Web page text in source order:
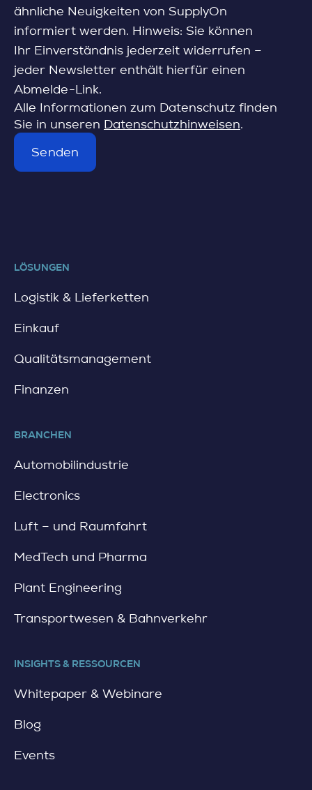
ähnliche Neuigkeiten von SupplyOn
informiert werden. Hinweis: Sie können
Ihr Einverständnis jederzeit widerrufen –
jeder Newsletter enthält hierfür einen
Abmelde-Link.
Alle Informationen zum Datenschutz finden
Sie in unseren Datenschutzhinweisen.
Senden
LÖSUNGEN
Logistik & Lieferketten
Einkauf
Qualitätsmanagement
Finanzen
BRANCHEN
Automobilindustrie
Electronics
Luft – und Raumfahrt
MedTech und Pharma
Plant Engineering
Transportwesen & Bahnverkehr
INSIGHTS & RESSOURCEN
Whitepaper & Webinare
Blog
Events